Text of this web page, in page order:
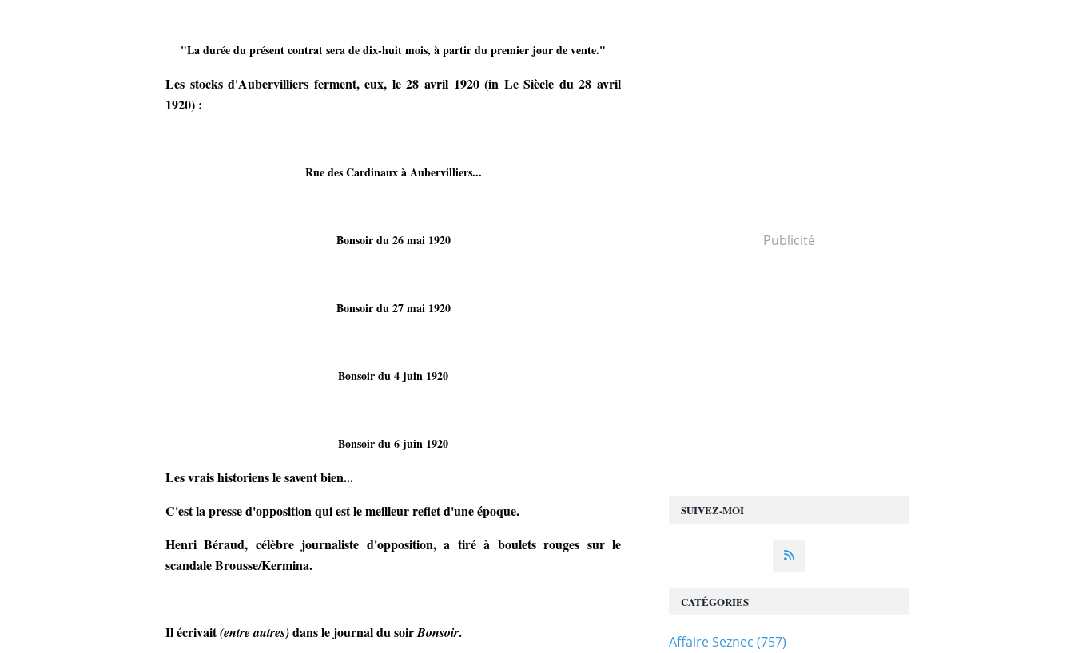
"La durée du présent contrat sera de dix-huit mois, à partir du premier jour de vente."
Les stocks d'Aubervilliers ferment, eux, le 28 avril 1920 (in Le Siècle du 28 avril
1920) :
Rue des Cardinaux à Aubervilliers...
Bonsoir du 26 mai 1920
Bonsoir du 27 mai 1920
Bonsoir du 4 juin 1920
Bonsoir du 6 juin 1920
Les vrais historiens le savent bien...
C'est la presse d'opposition qui est le meilleur reflet d'une époque.
Henri Béraud, célèbre journaliste d'opposition, a tiré à boulets rouges sur le
scandale Brousse/Kermina.
Il écrivait(entre autres)dans le journal du soirBonsoir.
SUIVEZ-MOI
Publicité
CATÉGORIES
Affaire Seznec (757)